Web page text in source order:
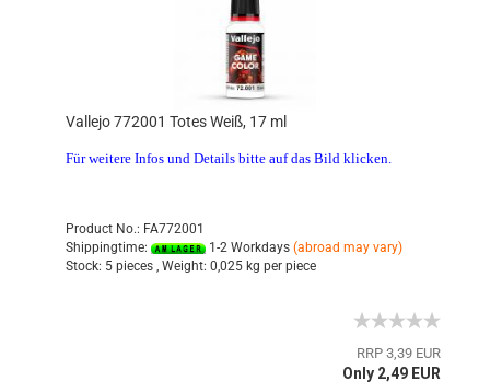
Vallejo 772001 Totes Weiß, 17 ml
Für weitere Infos und Details bitte auf das Bild klicken.
Product No.: FA772001
Shippingtime:
1-2 Workdays (abroad may vary)
Stock: 5 pieces , Weight: 0,025 kg per piece
RRP 3,39 EUR
Only 2,49 EUR